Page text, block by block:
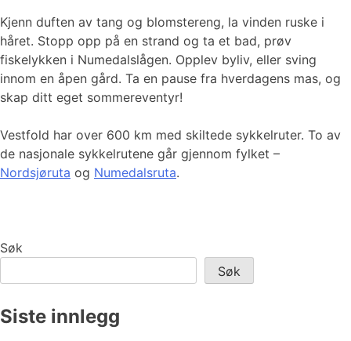
Kjenn duften av tang og blomstereng, la vinden ruske i
håret. Stopp opp på en strand og ta et bad, prøv
fiskelykken i Numedalslågen. Opplev byliv, eller sving
innom en åpen gård. Ta en pause fra hverdagens mas, og
skap ditt eget sommereventyr!
Vestfold har over 600 km med skiltede sykkelruter. To av
de nasjonale sykkelrutene går gjennom fylket –
Nordsjøruta og Numedalsruta.
Søk
Søk
Siste innlegg